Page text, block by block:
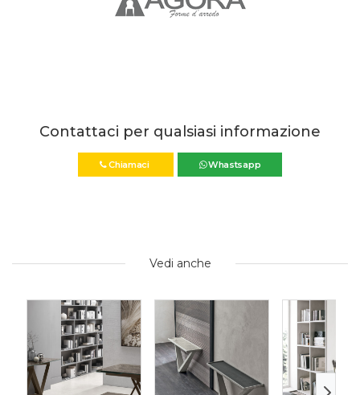
Contattaci per qualsiasi informazione
Chiamaci Whastsapp
Vedi anche